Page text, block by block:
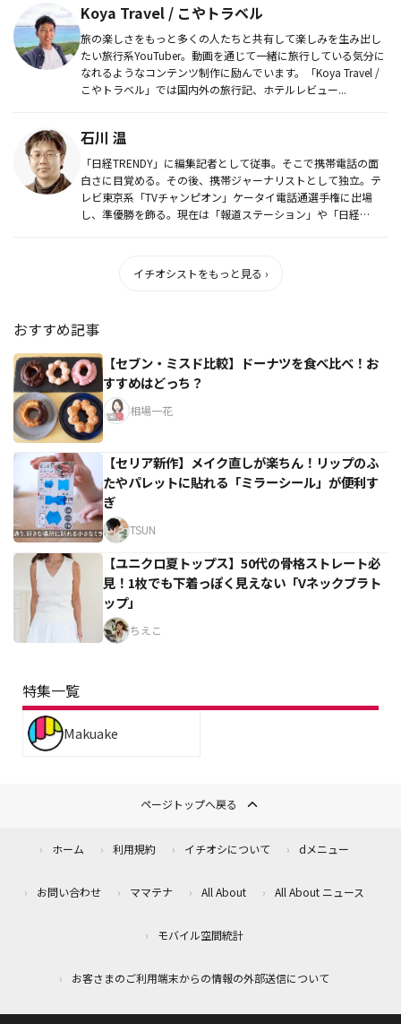
Koya Travel / こやトラベル
旅の楽しさをもっと多くの人たちと共有して楽しみを生み出し
たい旅行系YouTuber。動画を通じて一緒に旅行している気分に
なれるようなコンテンツ制作に励んでいます。「Koya Travel /
こやトラベル」では国内外の旅行記、ホテルレビュー...
石川 温
「日経TRENDY」に編集記者として従事。そこで携帯電話の面
白さに目覚める。その後、携帯ジャーナリストとして独立。テ
レビ東京系「TVチャンピオン」ケータイ電話通選手権に出場
し、準優勝を飾る。現在は「報道ステーション」や「日経
イチオシストをもっと見る ›
おすすめ記事
【セブン・ミスド比較】ドーナツを食べ比べ！お
すすめはどっち？
相場一花
【セリア新作】メイク直しが楽ちん！リップのふ
たやパレットに貼れる「ミラーシール」が便利す
ぎ
TSUN
【ユニクロ夏トップス】50代の骨格ストレート必
見！1枚でも下着っぽく見えない「Vネックブラト
ップ」
ちえこ
特集一覧
Makuake
ページトップへ戻る
ホーム 利用規約 イチオシについて dメニュー
お問い合わせ ママテナ All About All About ニュース
モバイル空間統計
お客さまのご利用端末からの情報の外部送信について